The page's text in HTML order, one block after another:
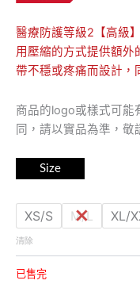
醫療防護等級2【高級
用壓縮的方式提供額外
帶不穩或疼痛而設計，
商品的logo或樣式可能
同，請以實品為準，敬
Size
XS/S M/L XL/
清除
已售完